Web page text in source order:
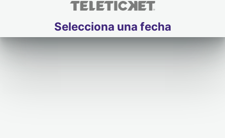
Selecciona una fecha